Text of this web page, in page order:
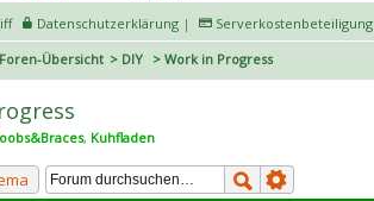
Datenschutzerklärung | Serverkostenbeteiligung
Foren-Übersicht DIY Work in Progress
, Kuhfladen